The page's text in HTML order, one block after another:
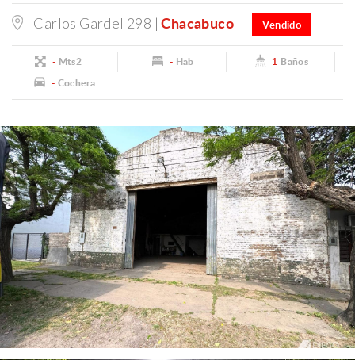
Carlos Gardel 298 |Chacabuco Vendido
- Mts2 - Hab 1 Baños
- Cochera